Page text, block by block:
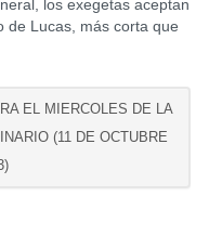
los exegetas aceptan
de Lucas, más corta que
EL MIERCOLES DE LA
(11 DE OCTUBRE